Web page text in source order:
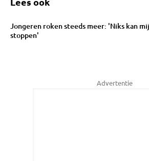
Jongeren roken steeds meer: 'Niks kan
stoppen'
Advertentie